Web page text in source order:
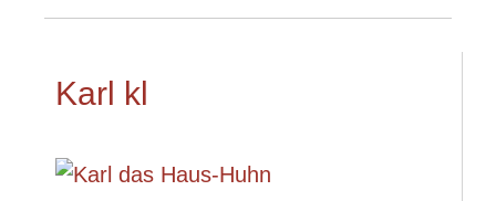
Karl kl